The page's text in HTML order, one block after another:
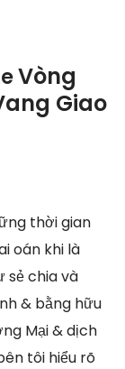
Vòng
Giao
thời gian
oán khi là
sẻ chia và
& bằng hữu
Mại & dịch
tôi hiểu rõ